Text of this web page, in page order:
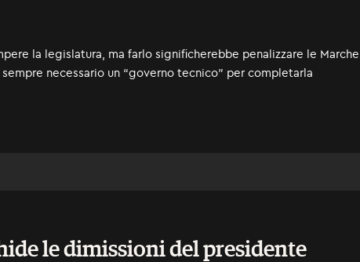
la legislatura, ma farlo significherebbe penalizzare le Marche.
necessario un “governo tecnico” per completarla
le dimissioni del presidente